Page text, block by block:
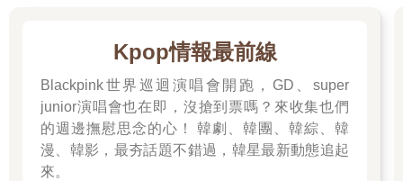
Kpop情報最前線
Blackpink世界巡迴演唱會開跑，GD、super
junior演唱會也在即，沒搶到票嗎？來收集也們
的週邊撫慰思念的心！ 韓劇、韓團、韓綜、韓
漫、韓影，最夯話題不錯過，韓星最新動態追起
來。